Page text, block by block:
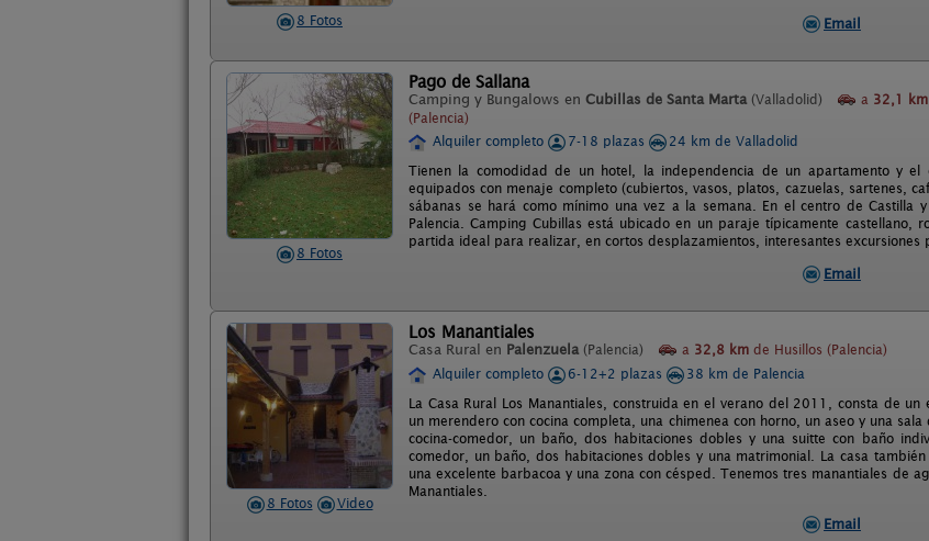
8 Fotos
Email
8 Fotos
Pago de Sallana
Camping y Bungalows en Cubillas de Santa Marta (Valladolid) a 32,1 km
(Palencia)
Alquiler completo 7-18 plazas
24 km de Valladolid
Tienen la comodidad de un hotel, la independencia de un apartamento y el
equipados con menaje completo (cubiertos, vasos, platos, cazuelas, sartenes,
sábanas se hará como mínimo una vez a la semana. En el centro de Castilla
Palencia. Camping Cubillas está ubicado en un paraje típicamente castellano,
partida ideal para realizar, en cortos desplazamientos, interesantes excursiones
Email
8 Fotos Video
Los Manantiales
Casa Rural en Palenzuela (Palencia) a 32,8 km de Husillos (Palencia)
Alquiler completo
6-12+2 plazas
38 km de Palencia
La Casa Rural Los Manantiales, construida en el verano del 2011, consta de
un merendero con cocina completa, una chimenea con horno, un aseo y una
cocina-comedor, un baño, dos habitaciones dobles y una suitte con baño
comedor, un baño, dos habitaciones dobles y una matrimonial. La casa
una excelente barbacoa y una zona con césped. Tenemos tres manantiales de
Manantiales.
Email